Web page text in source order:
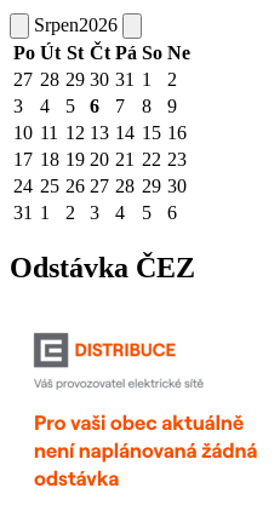
Srpen2026
Po Út St Čt Pá So Ne
27 28 29 30 31 1
2
3
4 5 6 7 8
9
10 11 12 13 14 15 16
17 18 19 20 21 22 23
24 25 26 27 28 29 30
31 1 2 3 4 5 6
Odstávka ČEZ